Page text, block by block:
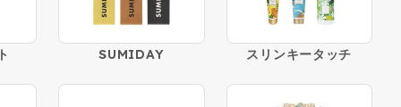
SUMIDAY スリンキータッチ